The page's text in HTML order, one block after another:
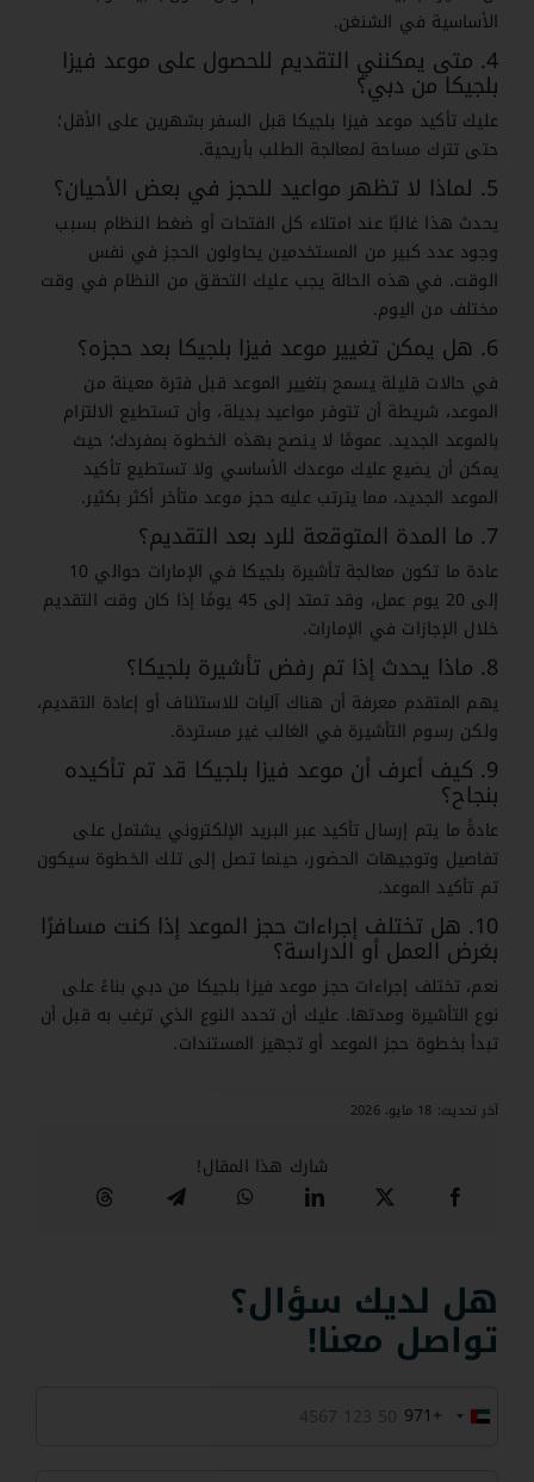
الأساسية في الشنغن.
4. متى يمكنني التقديم للحصول على موعد فيزا
بلجيكا من دبي؟
عليك تأكيد موعد فيزا بلجيكا قبل السفر بشهرين على الأقل؛
حتى تترك مساحة لمعالجة الطلب بأريحية.
5. لماذا لا تظهر مواعيد للحجز في بعض الأحيان؟
يحدث هذا غالبًا عند امتلاء كل الفتحات أو ضغط النظام بسبب
وجود عدد كبير من المستخدمين يحاولون الحجز في نفس
الوقت. في هذه الحالة يجب عليك التحقق من النظام في وقت
مختلف من اليوم.
6. هل يمكن تغيير موعد فيزا بلجيكا بعد حجزه؟
في حالات قليلة يسمح بتغيير الموعد قبل فترة معينة من
الموعد، شريطة أن تتوفر مواعيد بديلة، وأن تستطيع الالتزام
بالموعد الجديد. عمومًا لا ينصح بهذه الخطوة بمفردك؛ حيث
يمكن أن يضيع عليك موعدك الأساسي ولا تستطيع تأكيد
الموعد الجديد، مما يترتب عليه حجز موعد متأخر أكثر بكثير.
7. ما المدة المتوقعة للرد بعد التقديم؟
عادة ما تكون معالجة تأشيرة بلجيكا في الإمارات حوالي 10
إلى 20 يوم عمل، وقد تمتد إلى 45 يومًا إذا كان وقت التقديم
خلال الإجازات في الإمارات.
8. ماذا يحدث إذا تم رفض تأشيرة بلجيكا؟
يهم المتقدم معرفة أن هناك آليات للاستئناف أو إعادة التقديم،
ولكن رسوم التأشيرة في الغالب غير مستردة.
9. كيف أعرف أن موعد فيزا بلجيكا قد تم تأكيده
بنجاح؟
عادةً ما يتم إرسال تأكيد عبر البريد الإلكتروني يشتمل على
تفاصيل وتوجيهات الحضور، حينما تصل إلى تلك الخطوة سيكون
تم تأكيد الموعد.
10. هل تختلف إجراءات حجز الموعد إذا كنت مسافرًا
بغرض العمل أو الدراسة؟
نعم، تختلف إجراءات حجز موعد فيزا بلجيكا من دبي بناءً على
نوع التأشيرة ومدتها. عليك أن تحدد النوع الذي ترغب به قبل أن
تبدأ بخطوة حجز الموعد أو تجهيز المستندات.
آخر تحديث: 18 مايو، 2026
شارك هذا المقال!
هل لديك سؤال؟
تواصل معنا!
United
+971